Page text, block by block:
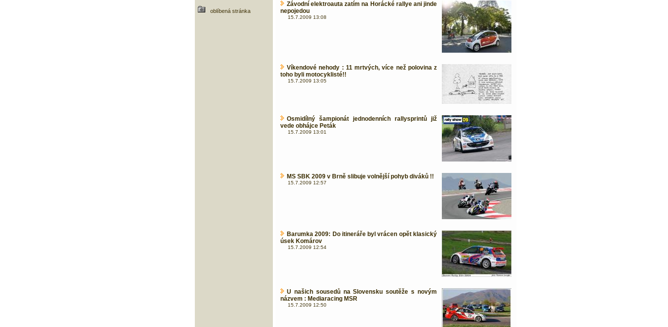
oblíbená stránka
Závodní elektroauta zatím na Horácké rallye ani jinde
nepojedou
15.7.2009 13:08
Víkendové nehody : 11 mrtvých, více než polovina z
toho byli motocyklisté!!
15.7.2009 13:05
Osmidílný šampionát jednodenních rallysprintů již
vede obhájce Peták
15.7.2009 13:01
MS SBK 2009 v Brně slibuje volnější pohyb diváků !!
15.7.2009 12:57
Barumka 2009: Do itineráře byl vrácen opět klasický
úsek Komárov
15.7.2009 12:54
U našich sousedů na Slovensku soutěže s novým
názvem : Mediaracing MSR
15.7.2009 12:50